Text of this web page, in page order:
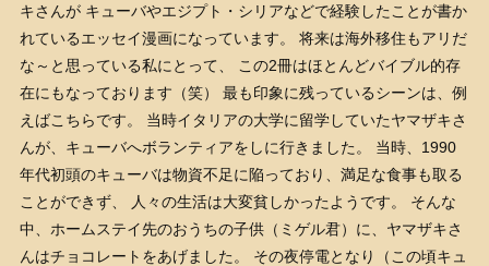
キさんが キューバやエジプト・シリアなどで経験したことが書か
れているエッセイ漫画になっています。 将来は海外移住もアリだ
な～と思っている私にとって、 この2冊はほとんどバイブル的存
在にもなっております（笑） 最も印象に残っているシーンは、例
えばこちらです。 当時イタリアの大学に留学していたヤマザキさ
んが、キューバへボランティアをしに行きました。 当時、1990
年代初頭のキューバは物資不足に陥っており、満足な食事も取る
ことができず、 人々の生活は大変貧しかったようです。 そんな
中、ホームステイ先のおうちの子供（ミゲル君）に、ヤマザキさ
んはチョコレートをあげました。 その夜停電となり（この頃キュ